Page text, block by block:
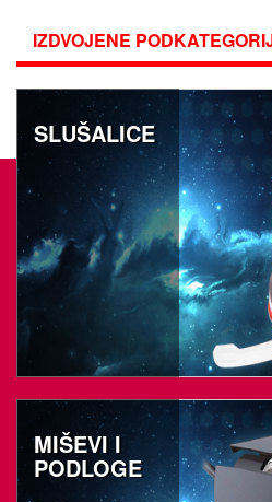
B2B je namjenjen prije
objektima.
IZDVOJENE
SLUŠALICE
MIŠEVI I
PODLOGE